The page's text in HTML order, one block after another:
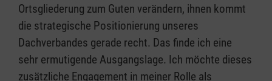
Ortsgliederung zum Guten verändern, ihnen kommt
die strategische Positionierung unseres
Dachverbandes gerade recht. Das finde ich eine
sehr ermutigende Ausgangslage. Ich möchte dieses
zusätzliche Engagement in meiner Rolle als